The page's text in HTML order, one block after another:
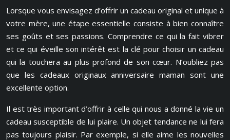
Lorsque vous envisagez d’offrir un cadeau original et unique à
votre mère, une étape essentielle consiste à bien connaître
ses goûts et ses passions. Comprendre ce qui la fait vibrer
et ce qui éveille son intérêt est la clé pour choisir un cadeau
qui la touchera au plus profond de son cœur. N’oubliez pas
que les cadeaux originaux anniversaire maman sont une
excellente option.
Il est très important d’offrir à celle qui nous a donné la vie un
cadeau susceptible de lui plaire. Un objet tendance ne lui fera
pas toujours plaisir. Par exemple, si elle aime les nouvelles